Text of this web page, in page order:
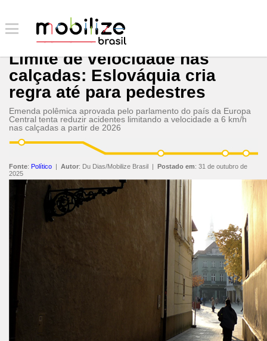
Limite de velocidade nas
calçadas: Eslováquia cria
regra até para pedestres
Emenda polêmica aprovada pelo parlamento do país da Europa
Central tenta reduzir acidentes limitando a velocidade a 6 km/h
nas calçadas a partir de 2026
Fonte: Político | Autor: Du Dias/Mobilize Brasil | Postado em: 31 de outubro de
2025